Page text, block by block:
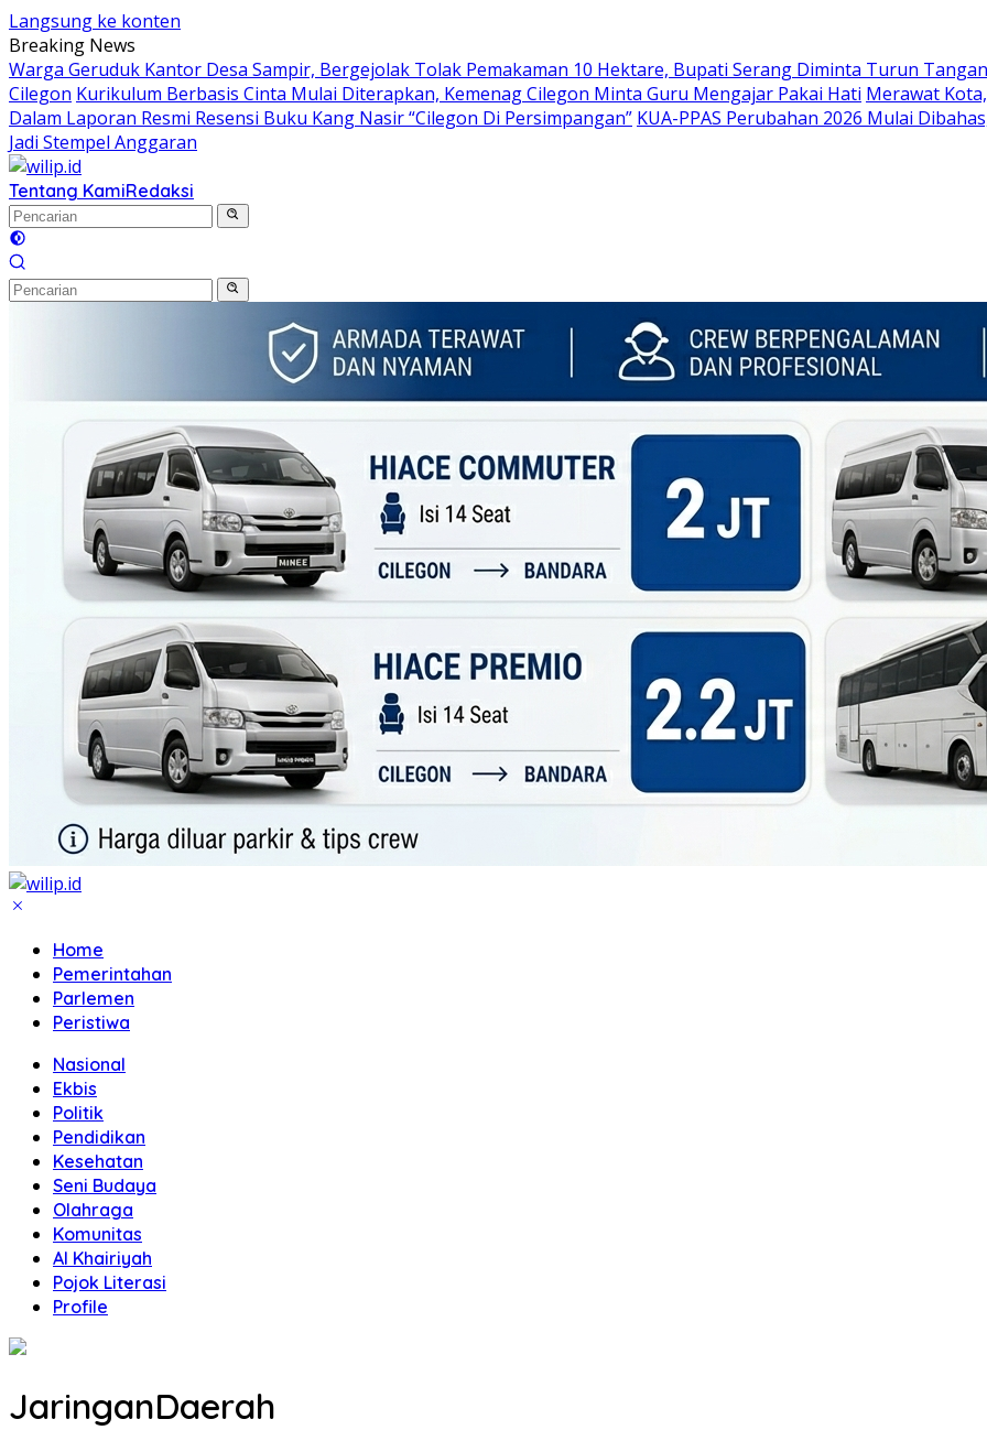
Langsung ke konten
Breaking News
Warga Geruduk Kantor Desa Sampir, Bergejolak Tolak Pemakaman 10 Hektare, Bupati Serang Diminta Turun Tangan
Cilegon Kurikulum Berbasis Cinta Mulai Diterapkan, Kemenag Cilegon Minta Guru Mengajar Pakai Hati Merawat
Dalam Laporan Resmi Resensi Buku Kang Nasir “Cilegon Di Persimpangan” KUA-PPAS Perubahan 2026 Mulai
Jadi Stempel Anggaran
Tentang KamiRedaksi
Home
Pemerintahan
Parlemen
Peristiwa
Nasional
Ekbis
Politik
Pendidikan
Kesehatan
Seni Budaya
Olahraga
Komunitas
Al Khairiyah
Pojok Literasi
Profile
JaringanDaerah